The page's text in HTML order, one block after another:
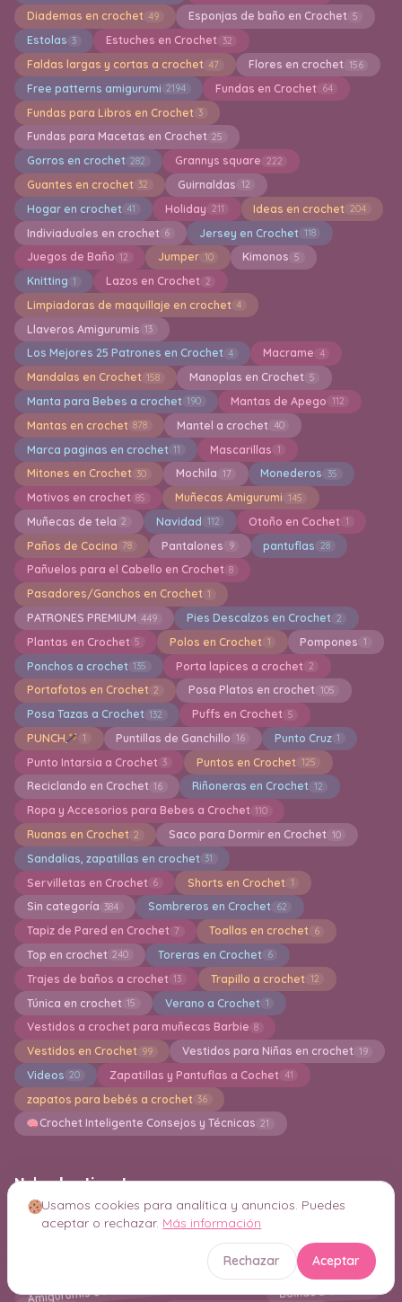
Diademas en crochet 49 Esponjas de baño en Crochet 5
Estolas 3 Estuches en Crochet 32
Faldas largas y cortas a crochet 47 Flores en crochet 156
Free patterns amigurumi 2194 Fundas en Crochet 64
Fundas para Libros en Crochet 3
Fundas para Macetas en Crochet 25
Gorros en crochet 282 Grannys square 222
Guantes en crochet 32 Guirnaldas 12
Hogar en crochet 41 Holiday 211 Ideas en crochet 204
Indiviaduales en crochet 6 Jersey en Crochet 118
Juegos de Baño 12 Jumper 10 Kimonos 5
Knitting 1 Lazos en Crochet 2
Limpiadoras de maquillaje en crochet 4
Llaveros Amigurumis 13
Los Mejores 25 Patrones en Crochet 4 Macrame 4
Mandalas en Crochet 158 Manoplas en Crochet 5
Manta para Bebes a crochet 190 Mantas de Apego 112
Mantas en crochet 878 Mantel a crochet 40
Marca paginas en crochet 11 Mascarillas 1
Mitones en Crochet 30 Mochila 17 Monederos 35
Motivos en crochet 85 Muñecas Amigurumi 145
Muñecas de tela 2 Navidad 112 Otoño en Cochet 1
Paños de Cocina 78 Pantalones 9 pantuflas 28
Pañuelos para el Cabello en Crochet 8
Pasadores/Ganchos en Crochet 1
PATRONES PREMIUM 449 Pies Descalzos en Crochet 2
Plantas en Crochet 5 Polos en Crochet 1 Pompones 1
Ponchos a crochet 135 Porta lapices a crochet 2
Portafotos en Crochet 2 Posa Platos en crochet 105
Posa Tazas a Crochet 132 Puffs en Crochet 5
PUNCH 1 Puntillas de Ganchillo 16 Punto Cruz 1
Punto Intarsia a Crochet 3 Puntos en Crochet 125
Reciclando en Crochet 16 Riñoneras en Crochet 12
Ropa y Accesorios para Bebes a Crochet 110
Ruanas en Crochet 2 Saco para Dormir en Crochet 10
Sandalias, zapatillas en crochet 31
Servilletas en Crochet 6 Shorts en Crochet 1
Sin categoría 384 Sombreros en Crochet 62
Tapiz de Pared en Crochet 7 Toallas en crochet 6
Top en crochet 240 Toreras en Crochet 6
Trajes de baños a crochet 13 Trapillo a crochet 12
Túnica en crochet 15 Verano a Crochet 1
Vestidos a crochet para muñecas Barbie 8
Vestidos en Crochet 99 Vestidos para Niñas en crochet 19
Videos 20 Zapatillas y Pantuflas a Cochet 41
zapatos para bebés a crochet 36
Crochet Inteligente Consejos y Técnicas 21
Nube de etiquetas
Fundas para Tazas Marcos Decorativos en Crochet
Caminos y Centros de Mesa
Free Patterns Amigurumi
Amigurumis e Ideas Navideñas en Crochet
Usamos cookies para analítica y anuncios. Puedes
aceptar o rechazar. Más información
Rechazar Aceptar